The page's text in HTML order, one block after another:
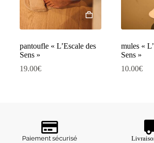
pantoufle « L’Escale des
Sens »
19.00€
mules «
Sens »
10.00€
Paiement sécurisé